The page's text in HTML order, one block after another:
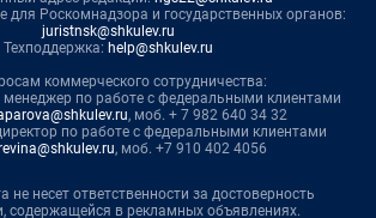
для Роскомнадзора и государственных органов:
juristnsk@shkulev.ru
Техподдержка: help@shkulev.ru
коммерческого сотрудничества:
по работе с федеральными клиентами
, моб. + 7 982 640 34 32
по работе с федеральными клиентами
, моб. +7 910 402 4056
не несет ответственности за достоверность
содержащейся в рекламных объявлениях.